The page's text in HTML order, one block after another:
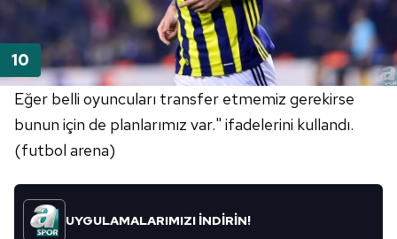
Eğer belli oyuncuları transfer etmemiz gerekirse
bunun için de planlarımız var." ifadelerini kullandı.
(futbol arena)
UYGULAMALARIMIZI İNDİRİN!